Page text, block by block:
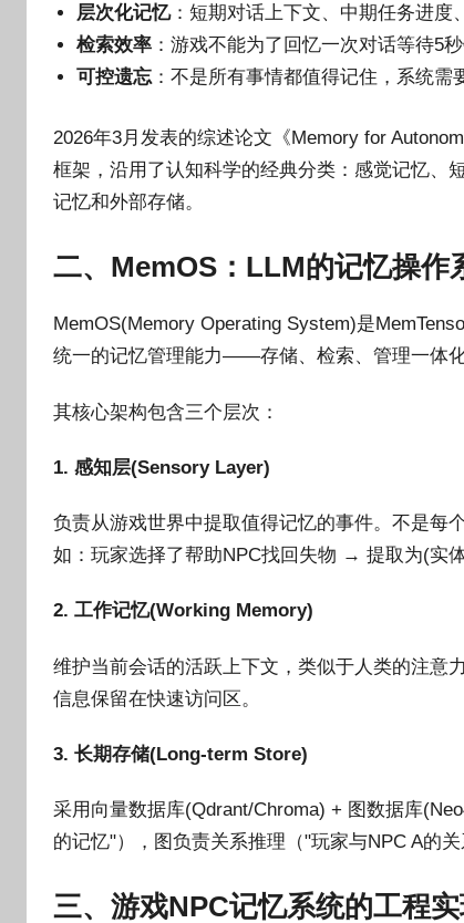
层次化记忆：短期对话上下文、中期任务进度
检索效率 ：游戏不能为了回忆一次对话等待5
可控遗忘：不是所有事情都值得记住，系统需
2026年3月发表的综述论文《Memory for
框架，沿用了认知科学的经典分类：感觉记忆
记忆和外部存储。
二、MemOS：LLM的记忆操作
MemOS(Memory Operating System)是
统一的记忆管理能力——存储、检索、管理一体
其核心架构包含三个层次：
1. 感知层(Sensory Layer)
负责从游戏世界中提取值得记忆的事件。不是每
如：玩家选择了帮助NPC找回失物 → 提取为(实
2. 工作记忆(Working Memory)
维护当前会话的活跃上下文，类似于人类的注意
信息保留在快速访问区。
3. 长期存储(Long-term Store)
采用向量数据库(Qdrant/Chroma) + 图数据库
的记忆"），图负责关系推理（"玩家与NPC A的
三、游戏NPC记忆系统的工程